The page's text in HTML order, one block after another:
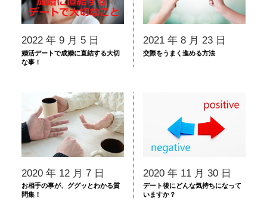
2022 年 9 月 5 日
婚活デートで成婚に直結する大切
な事！
2021 年 8 月 23 日
交際をうまく進める方法
2020 年 12 月 7 日
お相手の事が、ググッとわかる質
問集！
2020 年 11 月 30 日
デート後にどんな気持ちになって
いますか？